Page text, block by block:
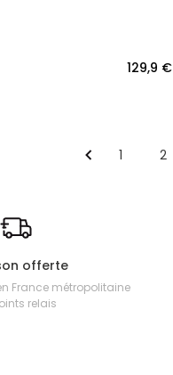
129,9 €
1 2
offerte
France métropolitaine
relais